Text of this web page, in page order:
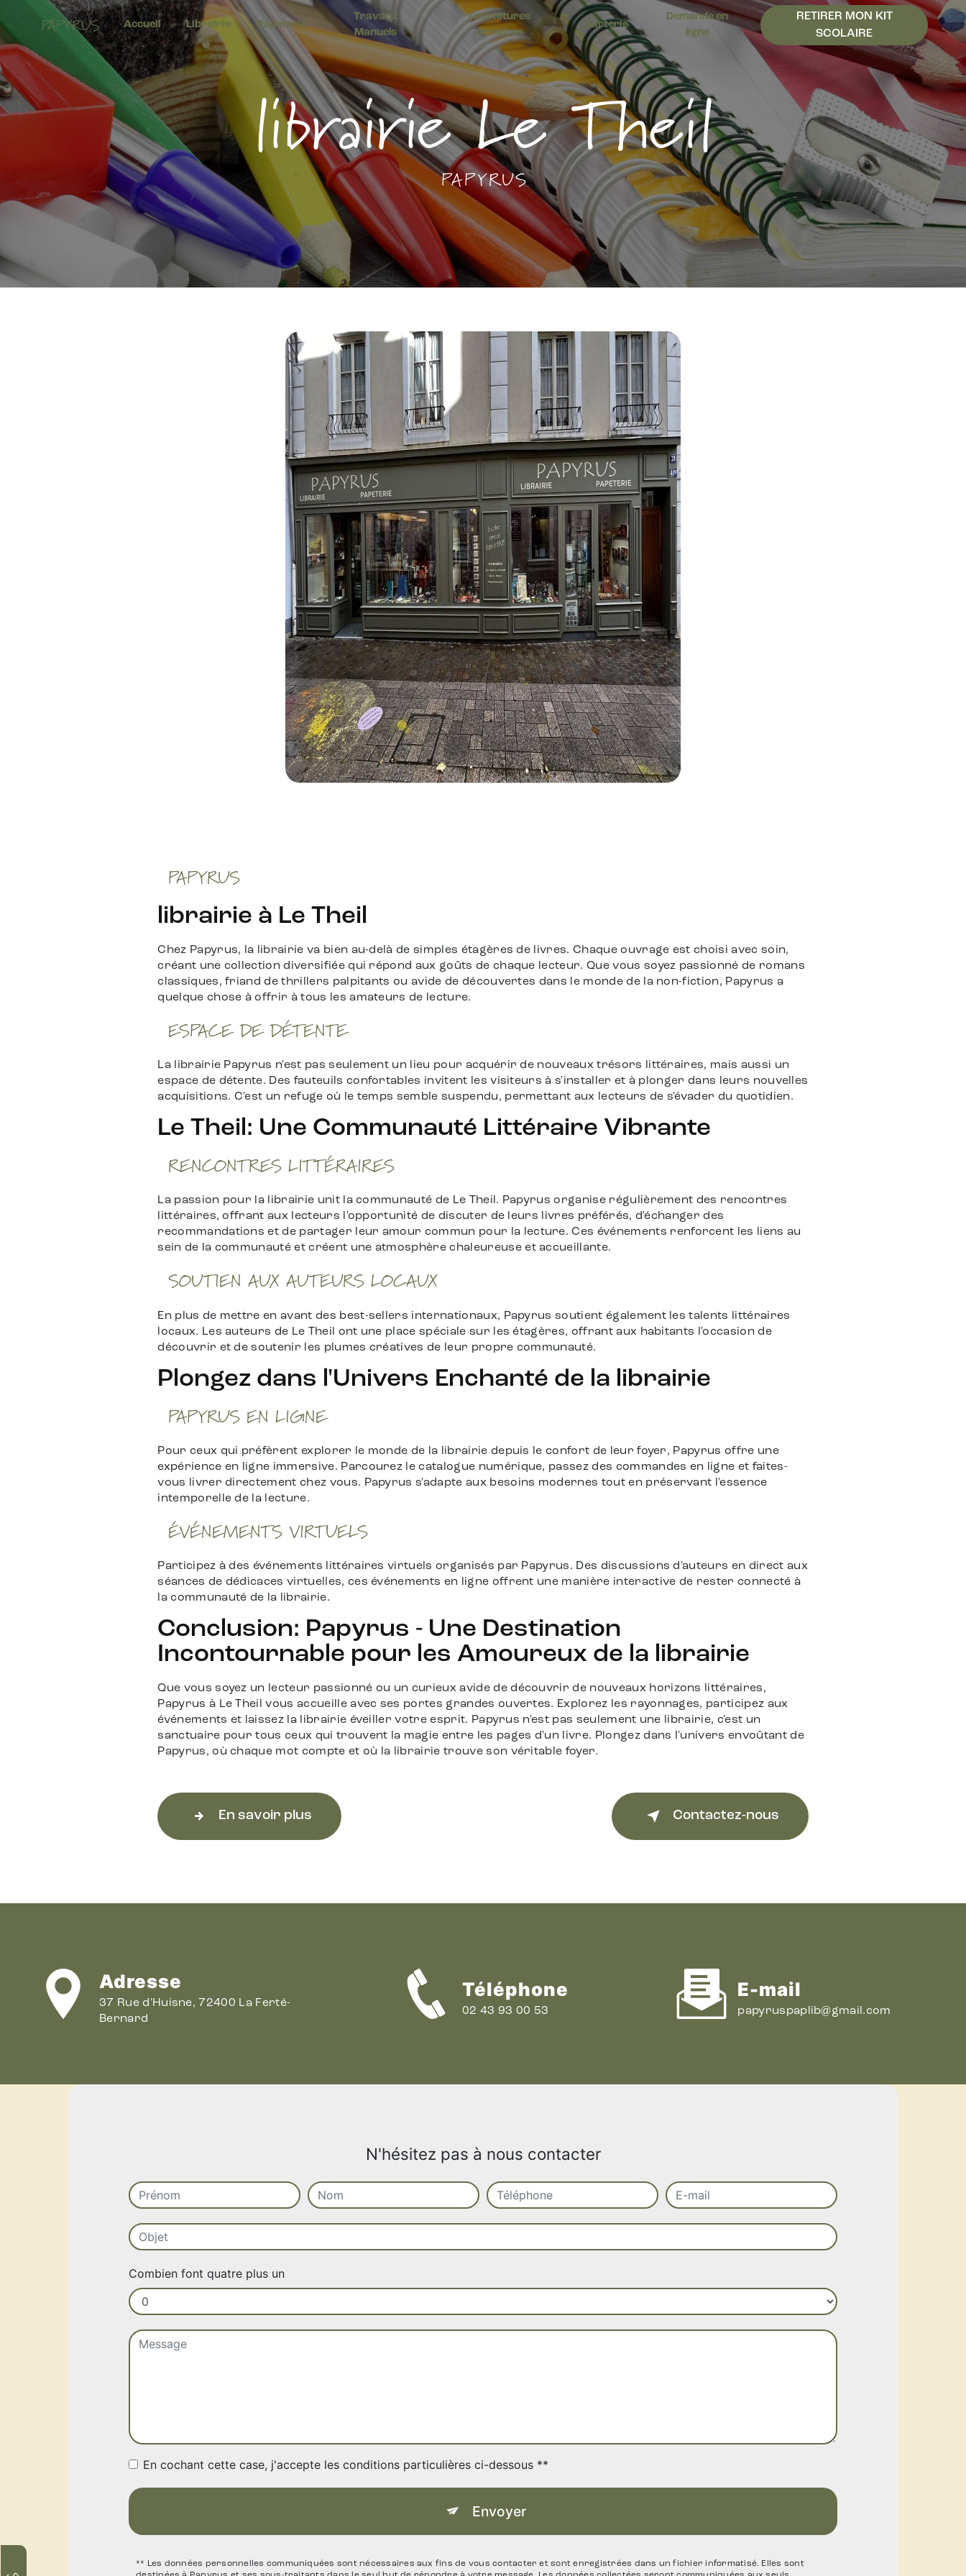
PAPYRUS Accueil Librairie Papeterie
Travaux
Manuels
Fournitures
scolaires
Carterie
Demande en
ligne
RETIRER MON KIT
SCOLAIRE
librairie Le Theil
PAPYRUS
PAPYRUS
librairie à Le Theil
Chez Papyrus, la librairie va bien au-delà de simples étagères de livres. Chaque ouvrage est choisi avec soin,
créant une collection diversifiée qui répond aux goûts de chaque lecteur. Que vous soyez passionné de romans
classiques, friand de thrillers palpitants ou avide de découvertes dans le monde de la non-fiction, Papyrus a
quelque chose à offrir à tous les amateurs de lecture.
ESPACE DE DÉTENTE
La librairie Papyrus n'est pas seulement un lieu pour acquérir de nouveaux trésors littéraires, mais aussi un
espace de détente. Des fauteuils confortables invitent les visiteurs à s'installer et à plonger dans leurs nouvelles
acquisitions. C'est un refuge où le temps semble suspendu, permettant aux lecteurs de s'évader du quotidien.
Le Theil: Une Communauté Littéraire Vibrante
RENCONTRES LITTÉRAIRES
La passion pour la librairie unit la communauté de Le Theil. Papyrus organise régulièrement des rencontres
littéraires, offrant aux lecteurs l'opportunité de discuter de leurs livres préférés, d'échanger des
recommandations et de partager leur amour commun pour la lecture. Ces événements renforcent les liens au
sein de la communauté et créent une atmosphère chaleureuse et accueillante.
SOUTIEN AUX AUTEURS LOCAUX
En plus de mettre en avant des best-sellers internationaux, Papyrus soutient également les talents littéraires
locaux. Les auteurs de Le Theil ont une place spéciale sur les étagères, offrant aux habitants l'occasion de
découvrir et de soutenir les plumes créatives de leur propre communauté.
Plongez dans l'Univers Enchanté de la librairie
PAPYRUS EN LIGNE
Pour ceux qui préfèrent explorer le monde de la librairie depuis le confort de leur foyer, Papyrus offre une
expérience en ligne immersive. Parcourez le catalogue numérique, passez des commandes en ligne et faites-
vous livrer directement chez vous. Papyrus s'adapte aux besoins modernes tout en préservant l'essence
intemporelle de la lecture.
ÉVÉNEMENTS VIRTUELS
Participez à des événements littéraires virtuels organisés par Papyrus. Des discussions d'auteurs en direct aux
séances de dédicaces virtuelles, ces événements en ligne offrent une manière interactive de rester connecté à
la communauté de la librairie.
Conclusion: Papyrus - Une Destination
Incontournable pour les Amoureux de la librairie
Que vous soyez un lecteur passionné ou un curieux avide de découvrir de nouveaux horizons littéraires,
Papyrus à Le Theil vous accueille avec ses portes grandes ouvertes. Explorez les rayonnages, participez aux
événements et laissez la librairie éveiller votre esprit. Papyrus n'est pas seulement une librairie, c'est un
sanctuaire pour tous ceux qui trouvent la magie entre les pages d'un livre. Plongez dans l'univers envoûtant de
Papyrus, où chaque mot compte et où la librairie trouve son véritable foyer.
En savoir plus Contactez-nous
Adresse
37 Rue d'Huisne, 72400 La Ferté-
Bernard
Téléphone
02 43 93 00 53
E-mail
papyruspaplib@gmail.com
N'hésitez pas à nous contacter
Combien font quatre plus un
En cochant cette case, j'accepte les conditions particulières ci-dessous **
Envoyer
** Les données personnelles communiquées sont nécessaires aux fins de vous contacter et sont enregistrées dans un fichier informatisé. Elles sont
Panneau de gestion des cookies